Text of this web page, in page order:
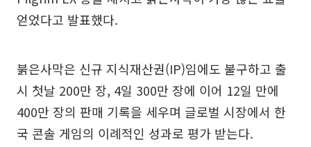
얻었다고 발표했다.
붉은사막은 신규 지식재산권(IP)임에도 불구하고 출
시 첫날 200만 장, 4일 300만 장에 이어 12일 만에
400만 장의 판매 기록을 세우며 글로벌 시장에서 한
국 콘솔 게임의 이례적인 성과로 평가 받는다.